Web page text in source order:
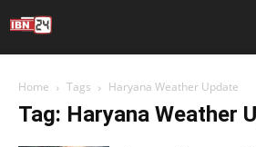
Home Tags Haryana Weather Update
Tag: Haryana Weather